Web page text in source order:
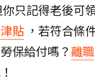
你只記得老後可
貼 ，若符合條
保給付嗎？離職